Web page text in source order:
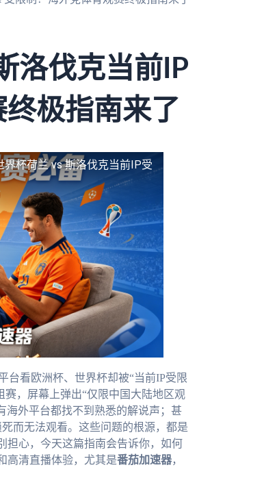
洛伐克当前IP
极指南来了
界杯荷兰 vs 斯洛伐克当前IP受
台看欧洲杯、世界杯却被“当前IP受限
，屏幕上弹出“仅限中国大陆地区观
海外平台都找不到熟悉的解说声；甚
而无法观看。这些问题的根源，都是
担心，今天这篇指南会告诉你，如何
高清直播体验，尤其是番茄加速器，